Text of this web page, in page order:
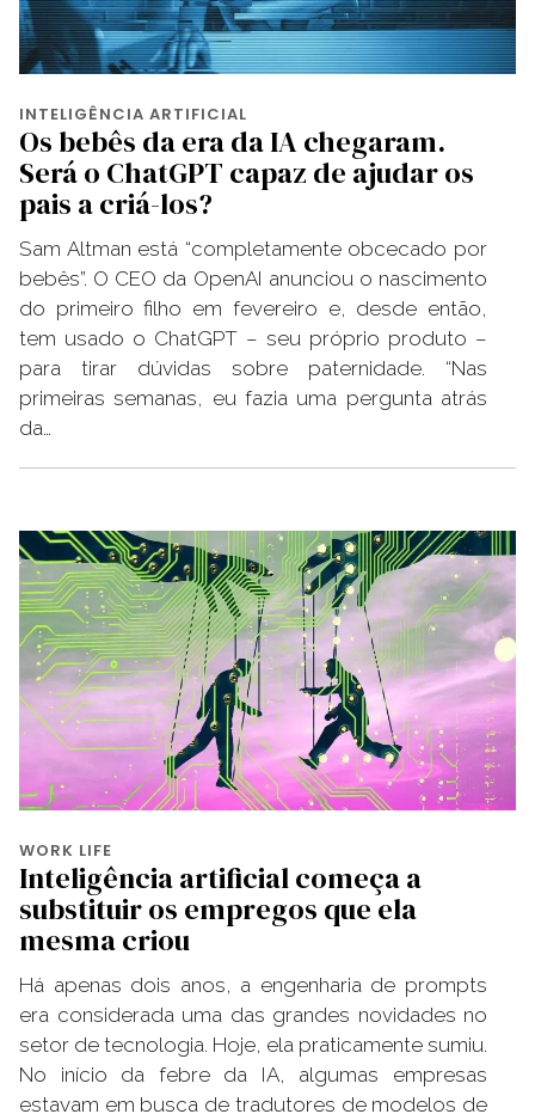
INTELIGÊNCIA ARTIFICIAL
Os bebês da era da IA chegaram.
Será o ChatGPT capaz de ajudar os
pais a criá-los?
Sam Altman está “completamente obcecado por
bebês”. O CEO da OpenAI anunciou o nascimento
do primeiro filho em fevereiro e, desde então,
tem usado o ChatGPT – seu próprio produto –
para tirar dúvidas sobre paternidade. “Nas
primeiras semanas, eu fazia uma pergunta atrás
da…
WORK LIFE
Inteligência artificial começa a
substituir os empregos que ela
mesma criou
Há apenas dois anos, a engenharia de prompts
era considerada uma das grandes novidades no
setor de tecnologia. Hoje, ela praticamente sumiu.
No início da febre da IA, algumas empresas
estavam em busca de tradutores de modelos de